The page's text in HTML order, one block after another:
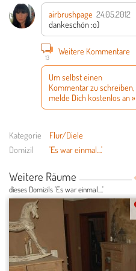
airbrushpage 24.05.2012
dankeschön :o)
13
Weitere Kommentare
Um selbst einen
Kommentar zu schreiben,
melde Dich kostenlos an »
Kategorie
Flur/Diele
Domizil
'Es war einmal....'
Weitere Räume
dieses Domizils 'Es war einmal....'